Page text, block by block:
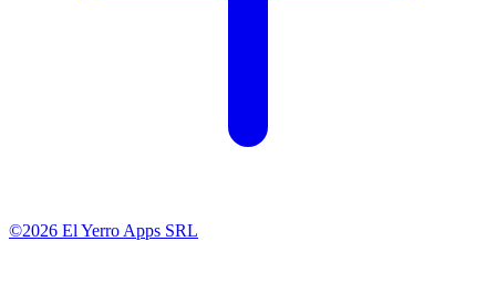
©2026 El Yerro Apps SRL